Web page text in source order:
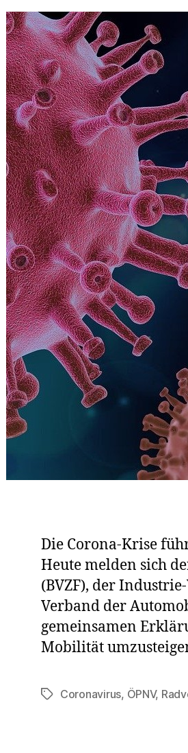
Die Corona-Krise
Heute melden sich
(BVZF), der
Verband der
gemeinsamen
Mobilität
Schlagwörter
Coronavirus, ÖPNV,